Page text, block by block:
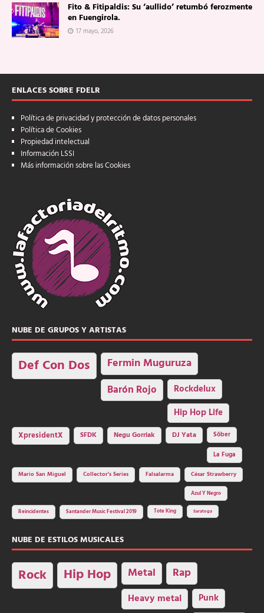
Fito & Fitipaldis: Su ‘aullido’ retumbó ferozmente
en Fuengirola.
17 mayo, 2026
ENLACES SOBRE FDELR
Política de privacidad y protección de datos personales
Política de Cookies
Propiedad intelectual
Información LSSI
Más información sobre las Cookies
NUBE DE GRUPOS Y ARTISTAS
Def Con Dos Fermin Muguruza
Barón Rojo Rockdelux
Hip Hop Life
XpresidentX SFDK Negu Gorriak DJ Yata
Sôber
La Fuga
Mario San Miguel
Collector's Series Falsalarma César Strawberry
Azul Y Negro
Reincidentes Santander Music Festival 2019 Tote King Saratoga
NUBE DE ESTILOS MUSICALES
Rock Hip Hop Metal Rap
Heavy metal Punk